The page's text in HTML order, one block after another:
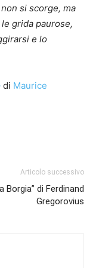
si scorge, ma
grida paurose,
e lo
di Maurice
Articolo successivo
Borgia” di Ferdinand
Gregorovius